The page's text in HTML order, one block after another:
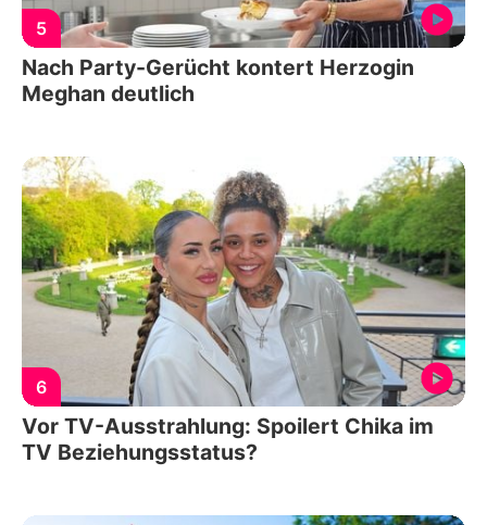
5
Nach Party-Gerücht kontert Herzogin
Meghan deutlich
6
Vor TV-Ausstrahlung: Spoilert Chika im
TV Beziehungsstatus?